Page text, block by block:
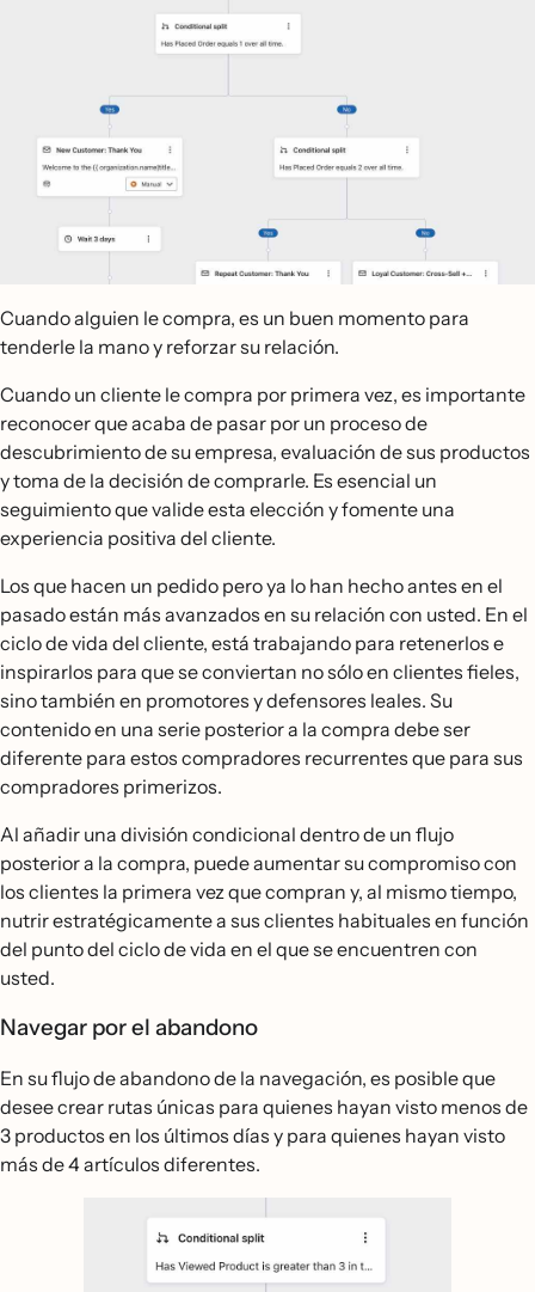
Cuando alguien le compra, es un buen momento para
tenderle la mano y reforzar su relación.
Cuando un cliente le compra por primera vez, es importante
reconocer que acaba de pasar por un proceso de
descubrimiento de su empresa, evaluación de sus productos
y toma de la decisión de comprarle. Es esencial un
seguimiento que valide esta elección y fomente una
experiencia positiva del cliente.
Los que hacen un pedido pero ya lo han hecho antes en el
pasado están más avanzados en su relación con usted. En el
ciclo de vida del cliente, está trabajando para retenerlos e
inspirarlos para que se conviertan no sólo en clientes fieles,
sino también en promotores y defensores leales. Su
contenido en una serie posterior a la compra debe ser
diferente para estos compradores recurrentes que para sus
compradores primerizos.
Al añadir una división condicional dentro de un flujo
posterior a la compra, puede aumentar su compromiso con
los clientes la primera vez que compran y, al mismo tiempo,
nutrir estratégicamente a sus clientes habituales en función
del punto del ciclo de vida en el que se encuentren con
usted.
Navegar por el abandono
En su flujo de abandono de la navegación, es posible que
desee crear rutas únicas para quienes hayan visto menos de
3 productos en los últimos días y para quienes hayan visto
más de 4 artículos diferentes.